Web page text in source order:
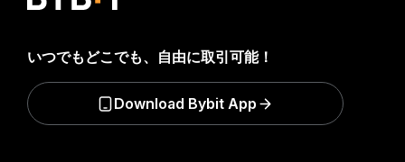
いつでもどこでも、自由に取引可能！
Download Bybit App